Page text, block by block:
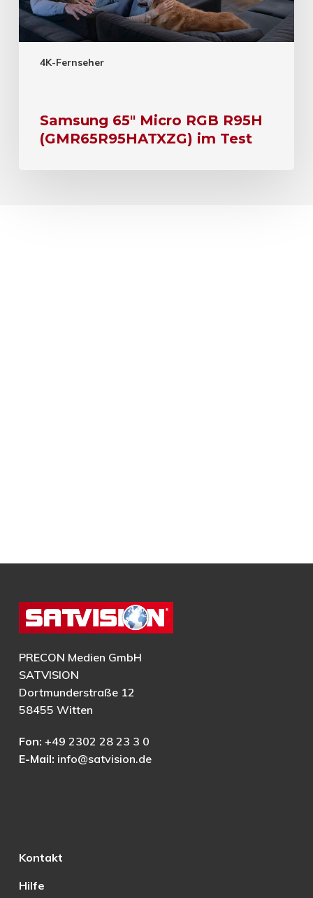
4K-Fernseher
Samsung 65″ Micro RGB R95H
(GMR65R95HATXZG) im Test
PRECON Medien GmbH
SATVISION
Dortmunderstraße 12
58455 Witten
Fon: +49 2302 28 23 3 0
E-Mail: info@satvision.de
Kontakt
Hilfe